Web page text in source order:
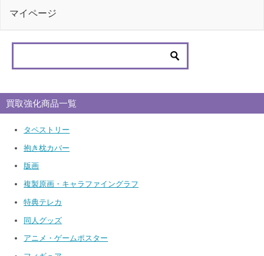
マイページ
買取強化商品一覧
タペストリー
抱き枕カバー
版画
複製原画・キャラファイングラフ
特典テレカ
同人グッズ
アニメ・ゲームポスター